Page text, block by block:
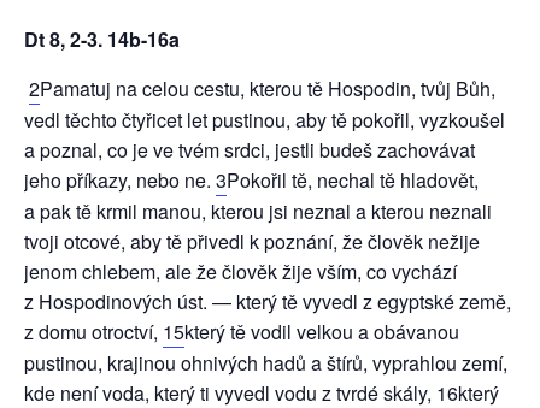
Dt 8, 2-3. 14b-16a
2Pamatuj na celou cestu, kterou tě Hospodin, tvůj Bůh,
vedl těchto čtyřicet let pustinou, aby tě pokořil, vyzkoušel
a poznal, co je ve tvém srdci, jestli budeš zachovávat
jeho příkazy, nebo ne. 3Pokořil tě, nechal tě hladovět,
a pak tě krmil manou, kterou jsi neznal a kterou neznali
tvoji otcové, aby tě přivedl k poznání, že člověk nežije
jenom chlebem, ale že člověk žije vším, co vychází
z Hospodinových úst. — který tě vyvedl z egyptské země,
z domu otroctví, 15který tě vodil velkou a obávanou
pustinou, krajinou ohnivých hadů a štírů, vyprahlou zemí,
kde není voda, který ti vyvedl vodu z tvrdé skály, 16který